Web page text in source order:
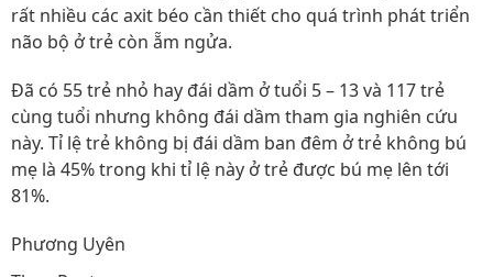
rất nhiều các axit béo cần thiết cho quá trình phát triển
não bộ ở trẻ còn ẵm ngửa.
Đã có 55 trẻ nhỏ hay đái dầm ở tuổi 5 – 13 và 117 trẻ
cùng tuổi nhưng không đái dầm tham gia nghiên cứu
này. Tỉ lệ trẻ không bị đái dầm ban đêm ở trẻ không bú
mẹ là 45% trong khi tỉ lệ này ở trẻ được bú mẹ lên tới
81%.
Phương Uyên